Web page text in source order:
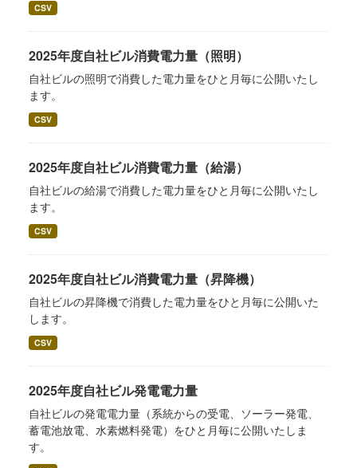
CSV
2025年度自社ビル消費電力量（照明）
自社ビルの照明で消費した電力量をひと月毎に公開いたし
ます。
CSV
2025年度自社ビル消費電力量（給湯）
自社ビルの給湯で消費した電力量をひと月毎に公開いたし
ます。
CSV
2025年度自社ビル消費電力量（昇降機）
自社ビルの昇降機で消費した電力量をひと月毎に公開いた
します。
CSV
2025年度自社ビル発電電力量
自社ビルの発電電力量（系統からの受電、ソーラー発電、
蓄電池放電、水素燃料発電）をひと月毎に公開いたしま
す。